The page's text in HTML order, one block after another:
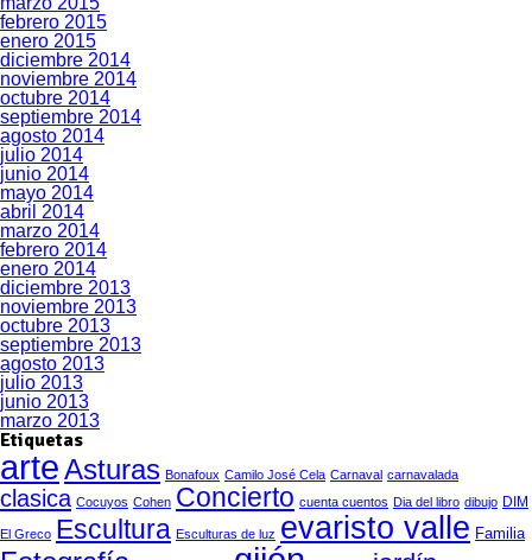
febrero 2015
enero 2015
diciembre 2014
noviembre 2014
octubre 2014
septiembre 2014
agosto 2014
julio 2014
junio 2014
mayo 2014
abril 2014
marzo 2014
febrero 2014
enero 2014
diciembre 2013
noviembre 2013
octubre 2013
septiembre 2013
agosto 2013
julio 2013
junio 2013
marzo 2013
Etiquetas
arteAsturas Bonafoux Camilo José Cela Carnaval carnavalada
clasica Cocuyos Cohen Concierto cuenta cuentos Dia del libro dibujo DIM
El Greco Escultura Esculturas de luz evaristo valle Familia